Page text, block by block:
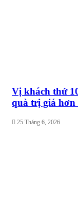
Vị khách thứ
quà trị giá hơn
25 Tháng 6, 2026